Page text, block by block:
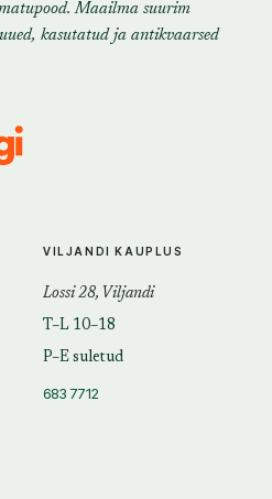
Maailma suurim
kasutatud ja antikvaarsed
VILJANDI KAUPLUS
Lossi 28, Viljandi
T–L 10–18
P–E suletud
683 7712